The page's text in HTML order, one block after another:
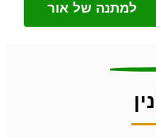
למתנה של אור